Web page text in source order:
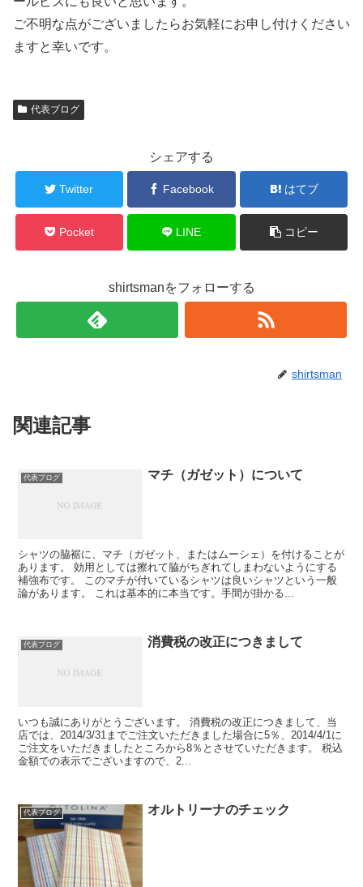
ご不明な点がございましたらお気軽にお申し付けください
ますと幸いです。
代表ブログ
シェアする
Twitter Facebook はてブ
Pocket LINE コピー
shirtsmanをフォローする
shirtsman
関連記事
代表ブログ マチ（ガゼット）について
シャツの脇裾に、マチ（ガゼット、またはムーシェ）を付けることが
あります。 効用としては擦れて脇がちぎれてしまわないようにする
補強布です。 このマチが付いているシャツは良いシャツという一般
論があります。 これは基本的に本当です。手間が掛かる...
代表ブログ 消費税の改正につきまして
いつも誠にありがとうございます。 消費税の改正につきまして、当
店では、2014/3/31までご注文いただきました場合に5％、2014/4/1に
ご注文をいただきましたところから8％とさせていただきます。 税込
金額での表示でございますので、2...
代表ブログ オルトリーナのチェック